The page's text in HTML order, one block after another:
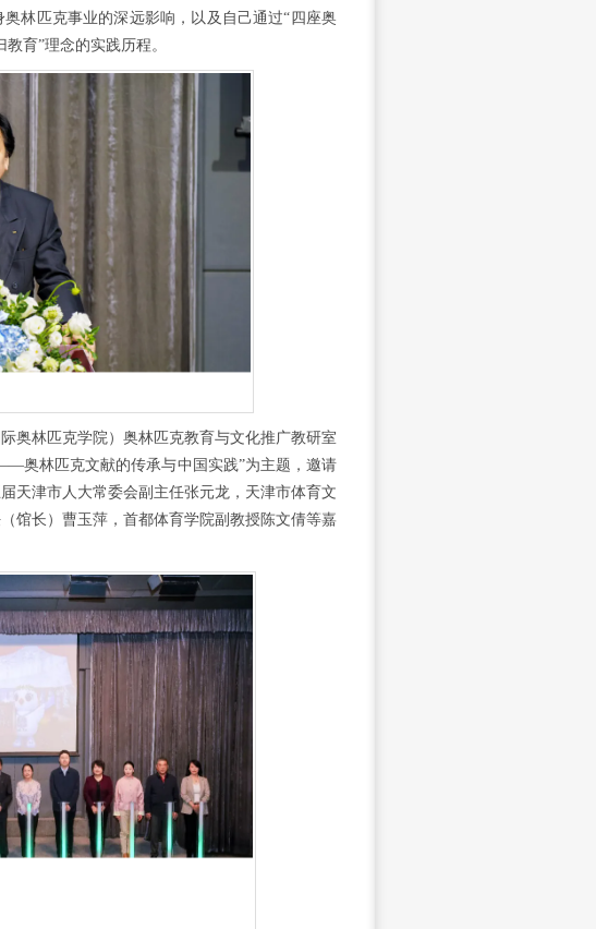
林匹克事业的深远影响，以及自己通过“四座奥
育”理念的实践历程。
奥林匹克学院）奥林匹克教育与文化推广教研室
奥林匹克文献的传承与中国实践”为主题，邀请
天津市人大常委会副主任张元龙，天津市体育文
馆长） 曹玉萍，首都体育学院副教授陈文倩等嘉